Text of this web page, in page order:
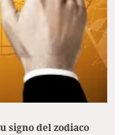
signo del zodiaco